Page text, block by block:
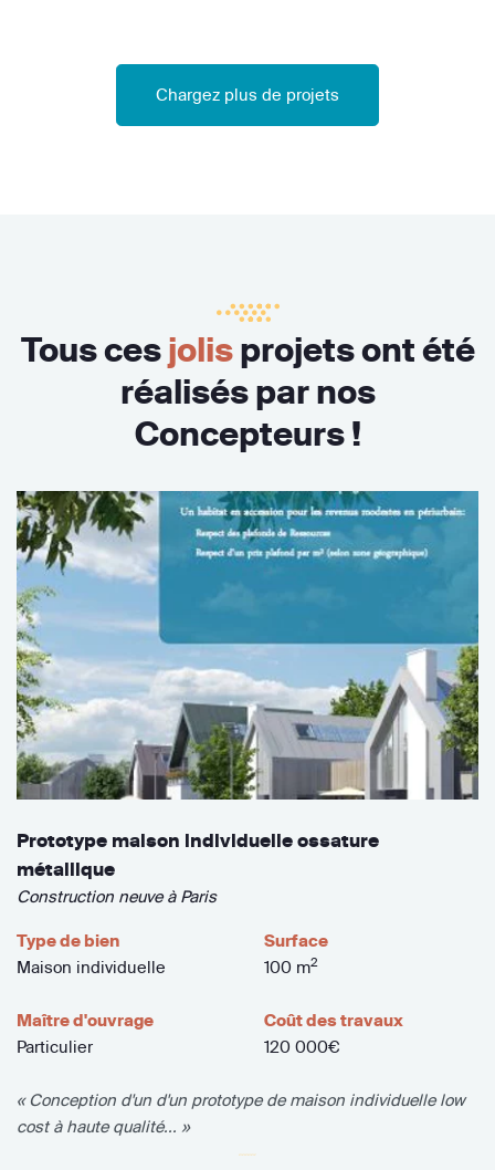
Chargez plus de projets
Tous cesjolisprojets ont été
réalisés par nos
Concepteurs !
Prototype maison individuelle ossature
métallique
Construction neuve à Paris
Type de bien
Maison individuelle
Surface
100 m2
Maître d'ouvrage
Particulier
Coût des travaux
120 000€
« Conception d'un d'un prototype de maison individuelle low
cost à haute qualité... »